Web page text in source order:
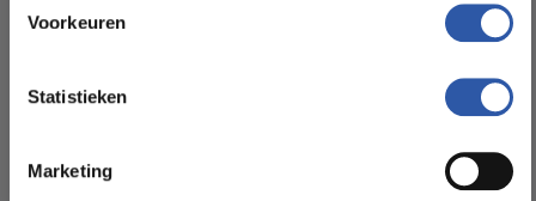
Voorkeuren
Statistieken
Marketing
3 - 5 werkdagen
Garantie: 15 jaar
betaalbare prijzen. Profiteer van een zorgeloze installatie